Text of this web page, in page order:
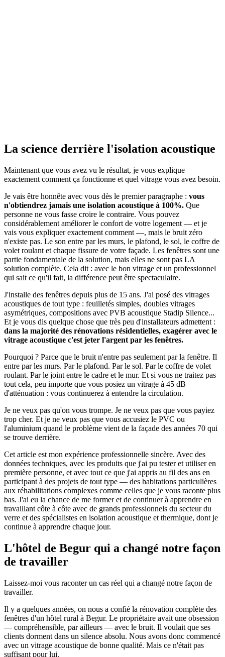
La science derrière l'isolation acoustique
Maintenant que vous avez vu le résultat, je vous explique
exactement comment ça fonctionne et quel vitrage vous avez besoin.
Je vais être honnête avec vous dès le premier paragraphe : vous
n'obtiendrez jamais une isolation acoustique à 100%. Que
personne ne vous fasse croire le contraire. Vous pouvez
considérablement améliorer le confort de votre logement — et je
vais vous expliquer exactement comment —, mais le bruit zéro
n'existe pas. Le son entre par les murs, le plafond, le sol, le coffre de
volet roulant et chaque fissure de votre façade. Les fenêtres sont une
partie fondamentale de la solution, mais elles ne sont pas LA
solution complète. Cela dit : avec le bon vitrage et un professionnel
qui sait ce qu'il fait, la différence peut être spectaculaire.
J'installe des fenêtres depuis plus de 15 ans. J'ai posé des vitrages
acoustiques de tout type : feuilletés simples, doubles vitrages
asymétriques, compositions avec PVB acoustique Stadip Silence...
Et je vous dis quelque chose que très peu d'installateurs admettent :
dans la majorité des rénovations résidentielles, exagérer avec le
vitrage acoustique c'est jeter l'argent par les fenêtres.
Pourquoi ? Parce que le bruit n'entre pas seulement par la fenêtre. Il
entre par les murs. Par le plafond. Par le sol. Par le coffre de volet
roulant. Par le joint entre le cadre et le mur. Et si vous ne traitez pas
tout cela, peu importe que vous posiez un vitrage à 45 dB
d'atténuation : vous continuerez à entendre la circulation.
Je ne veux pas qu'on vous trompe. Je ne veux pas que vous payiez
trop cher. Et je ne veux pas que vous accusiez le PVC ou
l'aluminium quand le problème vient de la façade des années 70 qui
se trouve derrière.
Cet article est mon expérience professionnelle sincère. Avec des
données techniques, avec les produits que j'ai pu tester et utiliser en
première personne, et avec tout ce que j'ai appris au fil des ans en
participant à des projets de tout type — des habitations particulières
aux réhabilitations complexes comme celles que je vous raconte plus
bas. J'ai eu la chance de me former et de continuer à apprendre en
travaillant côte à côte avec de grands professionnels du secteur du
verre et des spécialistes en isolation acoustique et thermique, dont je
continue à apprendre chaque jour.
L'hôtel de Begur qui a changé notre façon
de travailler
Laissez-moi vous raconter un cas réel qui a changé notre façon de
travailler.
Il y a quelques années, on nous a confié la rénovation complète des
fenêtres d'un hôtel rural à Begur. Le propriétaire avait une obsession
— compréhensible, par ailleurs — avec le bruit. Il voulait que ses
clients dorment dans un silence absolu. Nous avons donc commencé
avec un vitrage acoustique de bonne qualité. Mais ce n'était pas
suffisant pour lui.